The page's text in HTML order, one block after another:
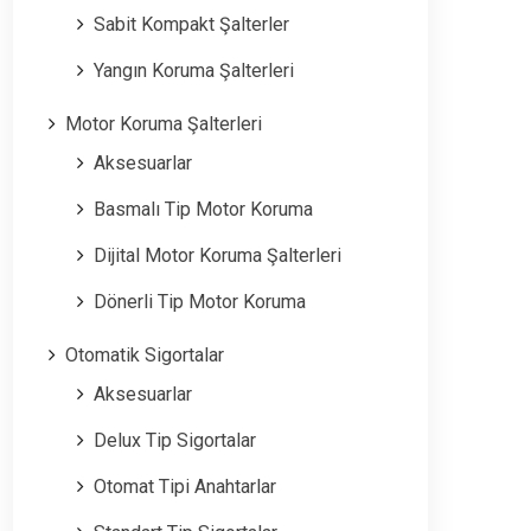
Sabit Kompakt Şalterler
Yangın Koruma Şalterleri
Motor Koruma Şalterleri
Aksesuarlar
Basmalı Tip Motor Koruma
Dijital Motor Koruma Şalterleri
Dönerli Tip Motor Koruma
Otomatik Sigortalar
Aksesuarlar
Delux Tip Sigortalar
Otomat Tipi Anahtarlar